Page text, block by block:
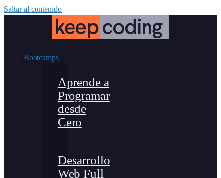
Saltar al contenido
Bootcamps
Aprende a
Programar
desde
Cero
Desarrollo
Web Full